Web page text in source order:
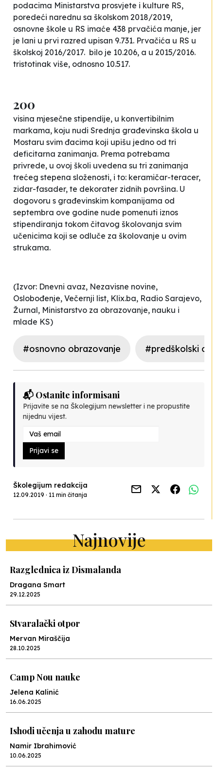
podacima Ministarstva prosvjete i kulture RS,
poredeći narednu sa školskom 2018/2019,
osnovne škole u RS imaće 438 prvačića manje, jer
je lani u prvi razred upisan 9.731. Prvačića u RS u
školskoj 2016/2017. bilo je 10.206, a u 2015/2016.
tristotinak više, odnosno 10.517.
200
visina mjesečne stipendije, u konvertibilnim
markama, koju nudi Srednja građevinska škola u
Mostaru svim đacima koji upišu jedno od tri
deficitarna zanimanja. Prema potrebama
privrede, u ovoj školi uvedena su tri zanimanja
trećeg stepena složenosti, i to: keramičar-teracer,
zidar-fasader, te dekorater zidnih površina. U
dogovoru s građevinskim kompanijama od
septembra ove godine nude pomenuti iznos
stipendiranja tokom čitavog školovanja svim
učenicima koji se odluče za školovanje u ovim
strukama.
(Izvor: Dnevni avaz, Nezavisne novine,
Oslobođenje, Večernji list, Klix.ba, Radio Sarajevo,
Žurnal, Ministarstvo za obrazovanje, nauku i
mlade KS)
#osnovno obrazovanje #predškolski
📬 Ostanite informisani
Prijavite se na Školegijum newsletter i ne propustite
nijednu vijest.
Prijavi se
Školegijum redakcija
12.09.2019 · 11 min čitanja
Najnovije
Razglednica iz Dismalanda
Dragana Smart
29.12.2025
Stvaralački otpor
Mervan Miraščija
28.10.2025
Camp Nou nauke
Jelena Kalinić
16.06.2025
Ishodi učenja u zahodu mature
Namir Ibrahimović
10.06.2025